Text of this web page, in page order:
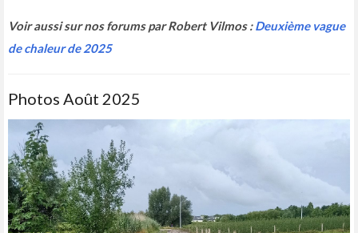
Voir aussi sur nos forums par Robert Vilmos :Deuxième vague
de chaleur de 2025
Photos Août 2025